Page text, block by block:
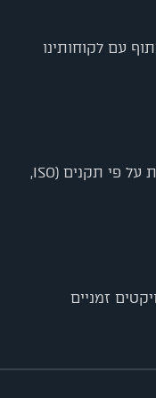
עם לקוחותינו
הספקת מעטפת לוגיסטית ומקצועית על פי תקנים (ISO,
זמניים